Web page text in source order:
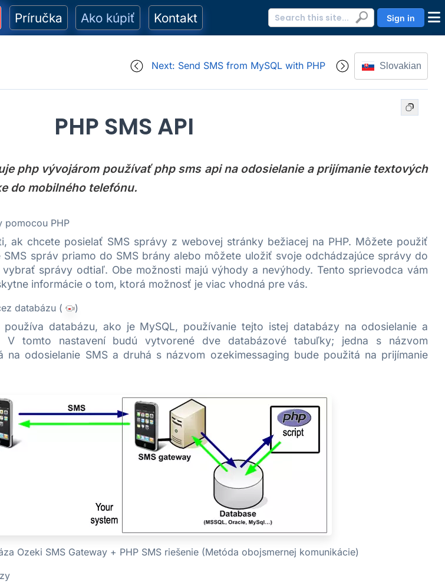
Príručka Ako kúpiť Kontakt Sign in
Next: Send SMS from MySQL with PHP Slovakian
PHP SMS API
php vývojárom používať php sms api na odosielanie a prijímanie textových
do mobilného telefónu.
pomocou PHP
ak chcete posielať SMS správy z webovej stránky bežiacej na PHP. Môžete použiť
SMS správ priamo do SMS brány alebo môžete uložiť svoje odchádzajúce správy do
správy odtiaľ. Obe možnosti majú výhody a nevýhody. Tento sprievodca vám
informácie o tom, ktorá možnosť je viac vhodná pre vás.
databázu ( )
databázu, ako je MySQL, používanie tejto istej databázy na odosielanie a
V tomto nastavení budú vytvorené dve databázové tabuľky; jedna s názvom
na odosielanie SMS a druhá s názvom ozekimessaging bude použitá na prijímanie
Ozeki SMS Gateway + PHP SMS riešenie (Metóda obojsmernej komunikácie)